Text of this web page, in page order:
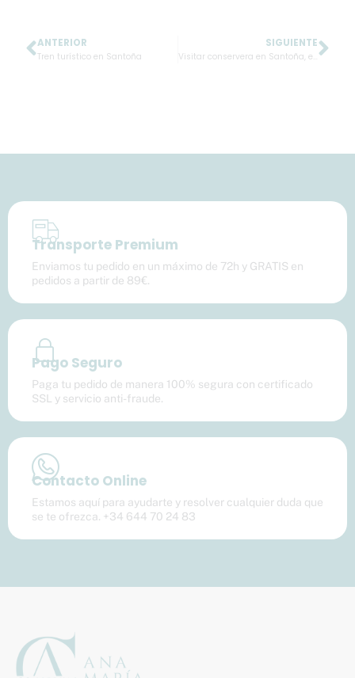
Ant
ANTERIOR
Tren turístico en Santoña
SIGUIENTE
Transporte Premium
Enviamos tu pedido en un máximo de 72h y GRATIS en
pedidos a partir de 89€.
Pago Seguro
Paga tu pedido de manera 100% segura con certificado
SSL y servicio anti-fraude.
Contacto Online
Estamos aquí para ayudarte y resolver cualquier duda que
se te ofrezca. +34 644 70 24 83